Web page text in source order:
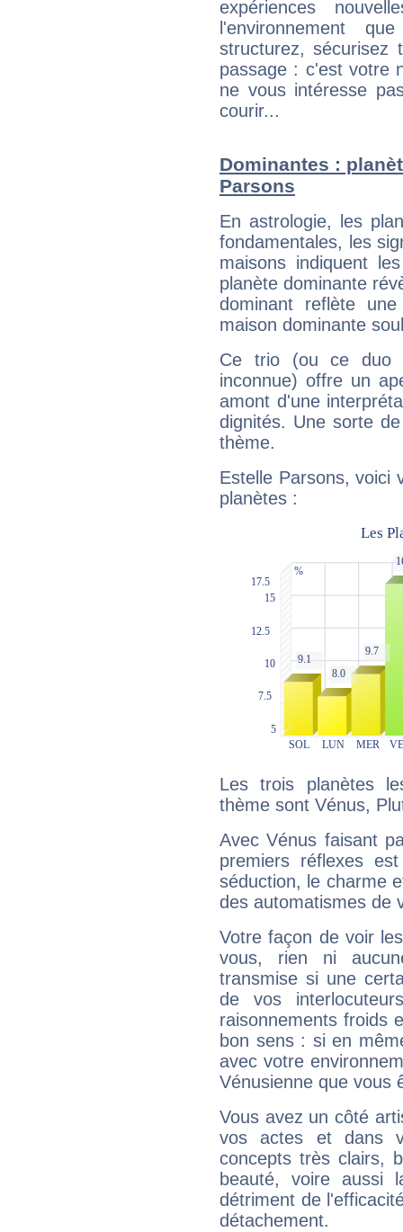
expériences
l'environnement
structurez, sécurisez
passage : c'est votre
ne vous intéresse
courir...
Dominantes :
Parsons
En astrologie, les
fondamentales, les
maisons indiquent
planète dominante
dominant reflète
maison dominante
Ce trio (ou ce duo
inconnue) offre un
amont d'une
dignités. Une sorte
thème.
Estelle Parsons, voici
planètes :
Les trois planètes
thème sont Vénus,
Avec Vénus faisant
premiers réflexes
séduction, le charme
des automatismes de
Votre façon de voir
vous, rien ni
transmise si une
de vos
raisonnements froids
bon sens : si en
avec votre
Vénusienne que vous
Vous avez un côté
vos actes et dans
concepts très clairs,
beauté, voire aussi
détriment de
détachement.